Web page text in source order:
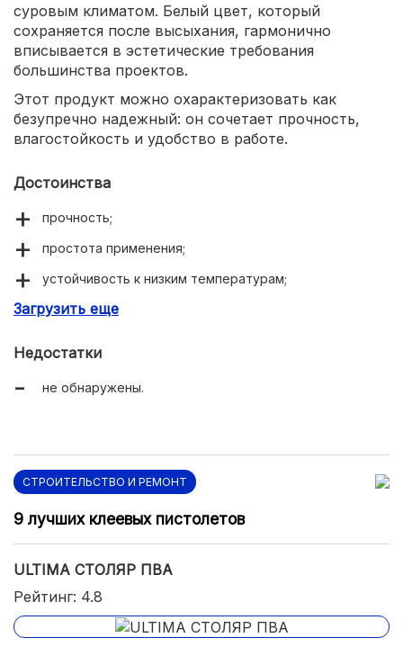
суровым климатом. Белый цвет, который
сохраняется после высыхания, гармонично
вписывается в эстетические требования
большинства проектов.
Этот продукт можно охарактеризовать как
безупречно надежный: он сочетает прочность,
влагостойкость и удобство в работе.
Достоинства
прочность;
простота применения;
устойчивость к низким температурам;
влагостойкость;
Загрузить еще
Недостатки
не обнаружены.
СТРОИТЕЛЬСТВО И РЕМОНТ
9 лучших клеевых пистолетов
ULTIMA СТОЛЯР ПВА
Рейтинг: 4.8